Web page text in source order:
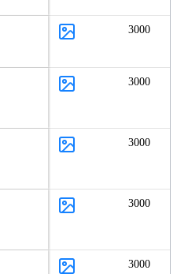
3000
3000
3000
3000
3000